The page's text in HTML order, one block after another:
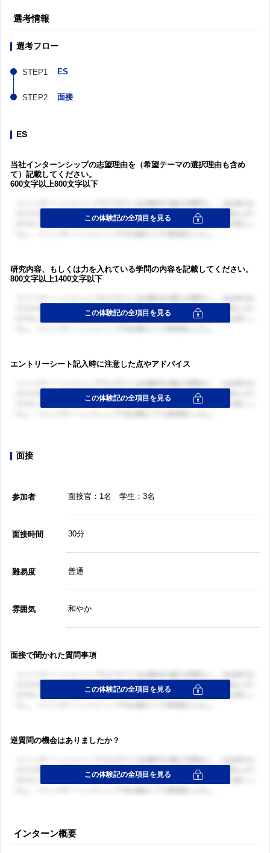
選考情報
選考フロー
ES
面接
ES
当社インターンシップの志望理由を（希望テーマの選択理由も含め
て）記載してください。
600文字以上800文字以下
研究内容、もしくは力を入れている学問の内容を記載してください。
800文字以上1400文字以下
エントリーシート記入時に注意した点やアドバイス
面接
参加者 面接官：1名 学生：3名
面接時間 30分
難易度 普通
雰囲気 和やか
面接で聞かれた質問事項
逆質問の機会はありましたか？
インターン概要